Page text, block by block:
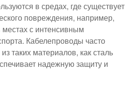
в средах, где существует
повреждения, например,
с интенсивным
Кабелепроводы часто
таких материалов, как сталь
надежную защиту и